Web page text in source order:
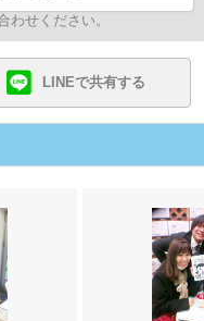
わせください。
LINEで共有する